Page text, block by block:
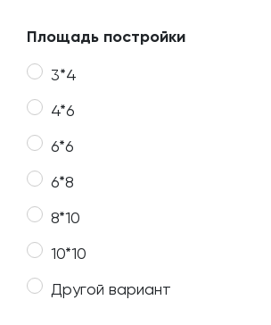
Площадь постройки
3*4
4*6
6*6
6*8
8*10
10*10
Другой вариант